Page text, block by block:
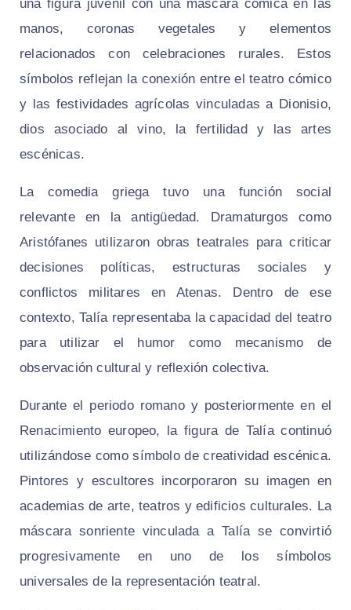
una figura juvenil con una máscara cómica en las
manos, coronas vegetales y elementos
relacionados con celebraciones rurales. Estos
símbolos reflejan la conexión entre el teatro cómico
y las festividades agrícolas vinculadas a Dionisio,
dios asociado al vino, la fertilidad y las artes
escénicas.
La comedia griega tuvo una función social
relevante en la antigüedad. Dramaturgos como
Aristófanes utilizaron obras teatrales para criticar
decisiones políticas, estructuras sociales y
conflictos militares en Atenas. Dentro de ese
contexto, Talía representaba la capacidad del teatro
para utilizar el humor como mecanismo de
observación cultural y reflexión colectiva.
Durante el periodo romano y posteriormente en el
Renacimiento europeo, la figura de Talía continuó
utilizándose como símbolo de creatividad escénica.
Pintores y escultores incorporaron su imagen en
academias de arte, teatros y edificios culturales. La
máscara sonriente vinculada a Talía se convirtió
progresivamente en uno de los símbolos
universales de la representación teatral.